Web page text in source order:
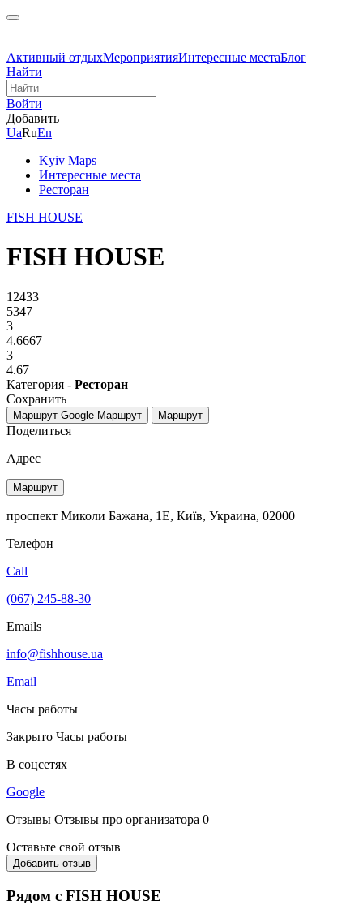
Активный отдыхМероприятияИнтересные местаБлог
Найти
Войти
Добавить
UaRuEn
Kyiv Maps
Интересные места
Ресторан
FISH HOUSE
FISH HOUSE
12433
5347
3
4.6667
3
4.67
Категория - Ресторан
Сохранить
Маршрут Google Маршрут Маршрут
Поделиться
Адрес
Маршрут
проспект Миколи Бажана, 1Е, Київ, Украина, 02000
Телефон
Call
(067) 245-88-30
Emails
info@fishhouse.ua
Email
Часы работы
Закрыто Часы работы
В соцсетях
Google
Отзывы Отзывы про организатора 0
Оставьте свой отзыв
Добавить отзыв
Рядом с FISH HOUSE